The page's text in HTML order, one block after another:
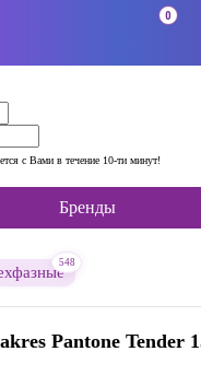
с Вами в течение 10-ти минут!
0
Бренды
548
Pantone Tender